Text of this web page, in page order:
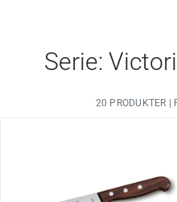
Serie:
20 PRODUKTER |